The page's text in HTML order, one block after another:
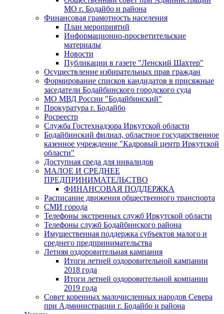
МО г. Бодайбо и района
Финансовая грамотность населения
План мероприятий
Информационно-просветительские
материалы
Новости
Публикации в газете "Ленский Шахтер"
Осуществление избирательных прав граждан
Формирование списков кандидатов в присяжные
заседатели Бодайбинского городского суда
МО МВД России "Бодайбинский"
Прокуратура г. Бодайбо
Росреестр
Служба Гостехнадзора Иркутской области
Бодайбинский филиал, областное государственное
казенное учреждение "Кадровый центр Иркутской
области"
Доступная среда для инвалидов
МАЛОЕ И СРЕДНЕЕ
ПРЕДПРИНИМАТЕЛЬСТВО
ФИНАНСОВАЯ ПОДДЕРЖКА
Расписание движения общественного транспорта
СМИ города
Телефоны экстренных служб Иркутской области
Телефоны служб Бодайбинского района
Имущественная поддержка субъектов малого и
среднего предпринимательства
Летняя оздоровительная кампания
Итоги летней оздоровительной кампании
2018 года
Итоги летней оздоровительной компании
2019 года
Совет коренных малочисленных народов Севера
при Администрации г. Бодайбо и района